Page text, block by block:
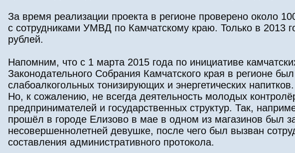
За время реализации проекта в регионе проверено около
с сотрудниками УМВД по Камчатскому краю. Только в 2013
рублей.
Напомним, что с 1 марта 2015 года по инициативе
Законодательного Собрания Камчатского края в регионе
слабоалкогольных тонизирующих и энергетических напитков.
Но, к сожалению, не всегда деятельность молодых
предпринимателей и государственных структур. Так,
прошёл в городе Елизово в мае в одном из магазинов был
несовершеннолетней девушке, после чего был вызван
составления административного протокола.